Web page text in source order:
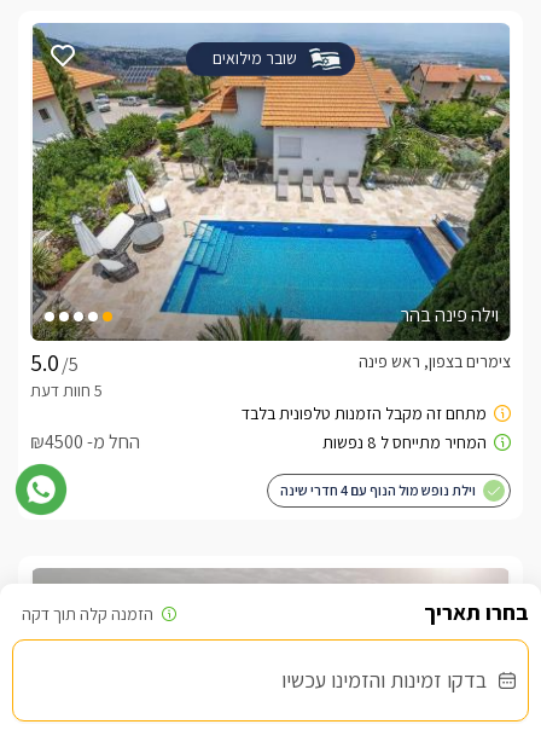
בדקו זמינות והזמינו עכשיו
שובר מילואים
וילה פינה בהר
/5
צימרים בצפון, ראש פינה
החל מ- ₪4500
וילת נופש מול הנוף עם 4 חדרי שינה